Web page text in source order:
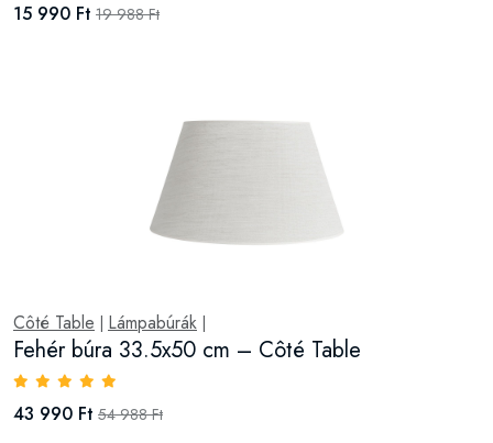
15 990 Ft 19 988 Ft
Côté Table Lámpabúrák
Fehér búra 33.5x50 cm – Côté Table
43 990 Ft 54 988 Ft